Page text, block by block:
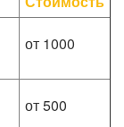
от 1000
от 500